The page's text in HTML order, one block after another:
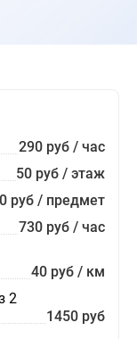
290 руб / час
50 руб / этаж
руб / предмет
730 руб / час
40 руб / км
2
1450 руб